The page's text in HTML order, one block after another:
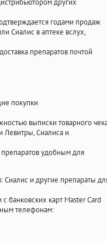
других
годами продаж
Сиалис в аптеке вслух,
препаратов почтой
покупки
выписки товарного
Левитры, Сиалиса и
удобным для
Сиалис и другие препараты
банковских карт Master Card
телефонам: